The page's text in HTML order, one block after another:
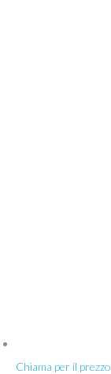
Chiama per il prezzo